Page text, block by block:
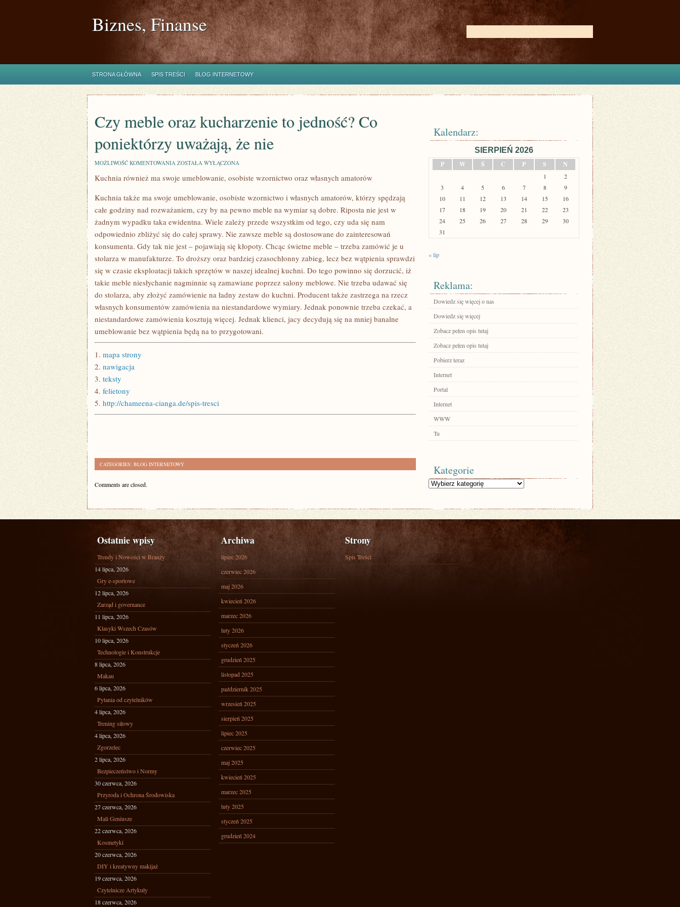
Biznes, Finanse
STRONA GŁÓWNA SPIS TREŚCI BLOG INTERNETOWY
Czy meble oraz kucharzenie to jedność? Co
poniektórzy uważają, że nie
MOŻLIWOŚĆ KOMENTOWANIA CZY
ORAZ
JEDNOŚĆ?
CO
PONIEKTÓRZY
UWAŻAJĄ,
NIE
ZOSTAŁA WYŁĄCZONA
Kuchnia również ma swoje umeblowanie, osobiste wzornictwo oraz własnych amatorów
Kuchnia także ma swoje umeblowanie, osobiste wzornictwo i własnych amatorów, którzy spędzają
całe godziny nad rozważaniem, czy by na pewno meble na wymiar są dobre. Riposta nie jest w
żadnym wypadku taka ewidentna. Wiele zależy przede wszystkim od tego, czy uda się nam
odpowiednio zbliżyć się do całej sprawy. Nie zawsze meble są dostosowane do zainteresowań
konsumenta. Gdy tak nie jest – pojawiają się kłopoty. Chcąc świetne meble – trzeba zamówić je u
stolarza w manufakturze. To droższy oraz bardziej czasochłonny zabieg, lecz bez wątpienia sprawdzi
się w czasie eksploatacji takich sprzętów w naszej idealnej kuchni. Do tego powinno się dorzucić, iż
takie meble niesłychanie nagminnie są zamawiane poprzez salony meblowe. Nie trzeba udawać się
do stolarza, aby złożyć zamówienie na ładny zestaw do kuchni. Producent także zastrzega na rzecz
własnych konsumentów zamówienia na niestandardowe wymiary. Jednak ponownie trzeba czekać, a
niestandardowe zamówienia kosztują więcej. Jednak klienci, jacy decydują się na mniej banalne
umeblowanie bez wątpienia będą na to przygotowani.
1. mapa strony
2. nawigacja
3. teksty
4. felietony
5. http://chameena-cianga.de/spis-tresci
CATEGORIES: BLOG INTERNETOWY
Comments are closed.
Kalendarz:
SIERPIEŃ 2026
P
W Ś C P S N
1
2
3
4 5 6 7 8
9
10
11 12 13 14 15
16
17
18 19 20 21 22
23
24
25 26 27 28 29
30
31
« lip
Reklama:
Dowiedz się więcej o nas
Dowiedz się więcej
Zobacz pełen opis tutaj
Zobacz pełen opis tutaj
Pobierz teraz
Internet
Portal
Internet
WWW
Tu
Kategorie
Kategorie
Ostatnie wpisy
Trendy i Nowości w Branży
14 lipca, 2026
Gry e-sportowe
12 lipca, 2026
Zarząd i governance
11 lipca, 2026
Klasyki Wszech Czasów
10 lipca, 2026
Technologie i Konstrukcje
8 lipca, 2026
Makau
6 lipca, 2026
Pytania od czytelników
4 lipca, 2026
Trening siłowy
4 lipca, 2026
Zgorzelec
2 lipca, 2026
Bezpieczeństwo i Normy
30 czerwca, 2026
Przyroda i Ochrona Środowiska
27 czerwca, 2026
Mali Geniusze
22 czerwca, 2026
Kosmetyki
20 czerwca, 2026
DIY i kreatywny makijaż
19 czerwca, 2026
Czytelnicze Artykuły
18 czerwca, 2026
Archiwa
lipiec 2026
czerwiec 2026
maj 2026
kwiecień 2026
marzec 2026
luty 2026
styczeń 2026
grudzień 2025
listopad 2025
październik 2025
wrzesień 2025
sierpień 2025
lipiec 2025
czerwiec 2025
maj 2025
kwiecień 2025
marzec 2025
luty 2025
styczeń 2025
grudzień 2024
Strony
Spis Treści